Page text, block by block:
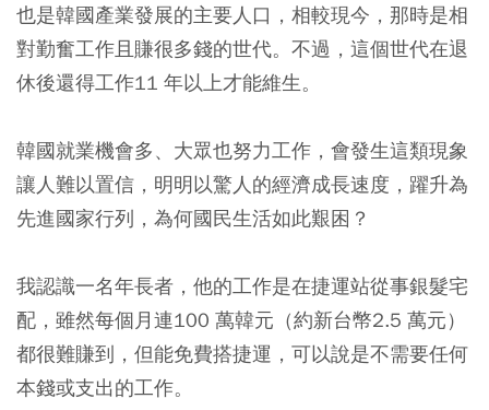
也是韓國產業發展的主要人口，相較現今，那時是相
對勤奮工作且賺很多錢的世代。不過，這個世代在退
休後還得工作11 年以上才能維生。
韓國就業機會多、大眾也努力工作，會發生這類現象
讓人難以置信，明明以驚人的經濟成長速度，躍升為
先進國家行列，為何國民生活如此艱困？
我認識一名年長者，他的工作是在捷運站從事銀髮宅
配，雖然每個月連100 萬韓元（約新台幣2.5 萬元）
都很難賺到，但能免費搭捷運，可以說是不需要任何
本錢或支出的工作。